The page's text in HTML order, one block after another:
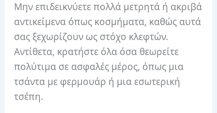
Μην επιδεικνύετε πολλά μετρητά ή ακριβά
αντικείμενα όπως κοσμήματα, καθώς αυτά
σας ξεχωρίζουν ως στόχο κλεφτών.
Αντίθετα, κρατήστε όλα όσα θεωρείτε
πολύτιμα σε ασφαλές μέρος, όπως μια
τσάντα με φερμουάρ ή μια εσωτερική
τσέπη.